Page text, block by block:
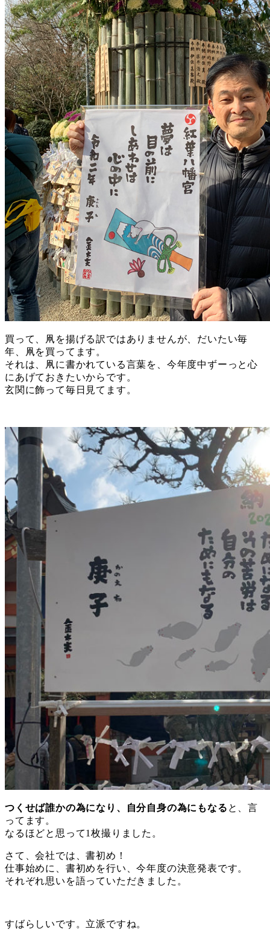
買って、凧を揚げる訳ではありませんが、だいたい毎
年、凧を買ってます。
それは、凧に書かれている言葉を、今年度中ずーっと心
にあげておきたいからです。
玄関に飾って毎日見てます。
つくせば誰かの為になり、自分自身の為にもなる と、言
ってます。
なるほどと思って1枚撮りました。
さて、会社では、書初め！
仕事始めに、書初めを行い、今年度の決意発表です。
それぞれ思いを語っていただきました。
すばらしいです。立派ですね。